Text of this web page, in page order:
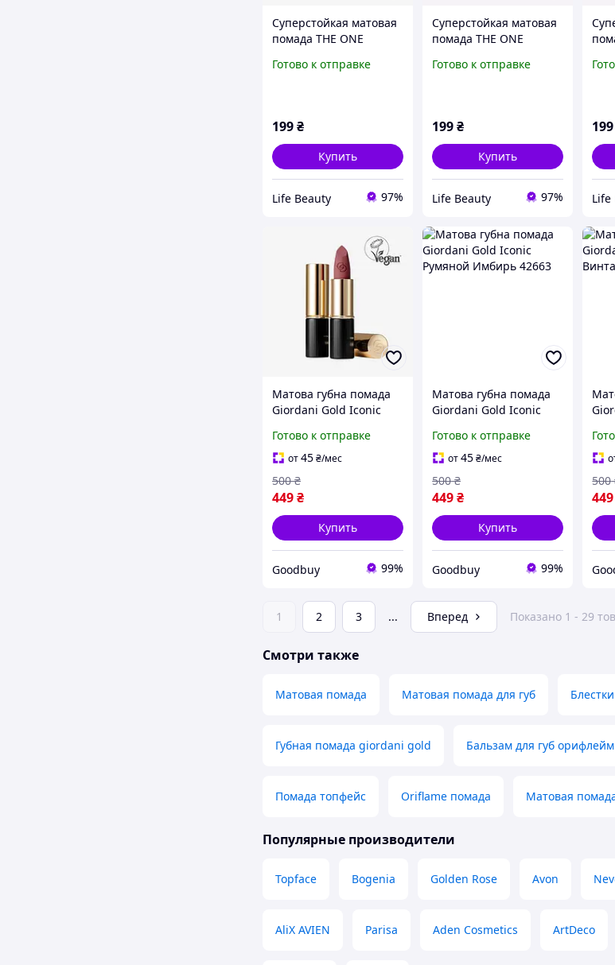
Суперстойкая матовая
помада THE ONE
Unlimited Ultra Fix
Готово к отправке
199₴
Купить
Life Beauty 97%
Суперстойкая матовая
помада THE ONE
Unlimited Ultra Fix
Готово к отправке
199₴
Купить
Life Beauty 97%
199
Life
Матова губна помада
Giordani Gold Iconic
42662
Готово к отправке
от45₴/мес
449₴
500 ₴
Купить
Goodbuy 99%
Матова губна помада
Giordani Gold Iconic
Готово к отправке
от45₴/мес
449₴
500 ₴
Купить
Goodbuy 99%
449
500
1 2 3 ... Вперед Показано 1 - 29
Смотри также
Матовая помада Матовая помада для губ Блестки
Губная помада giordani gold Бальзам для губ орифлейм
Помада топфейс Oriflame помада Матовая
Популярные производители
Topface Bogenia Golden Rose Avon
AliX AVIEN Parisa Aden Cosmetics ArtDeco